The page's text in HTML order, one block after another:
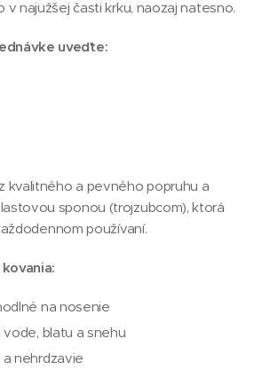
v najužšej časti krku, naozaj natesno.
uveďte:
kvalitného a pevného popruhu a
sponou (trojzubcom), ktorá
používaní.
na nosenie
blatu a snehu
nehrdzavie